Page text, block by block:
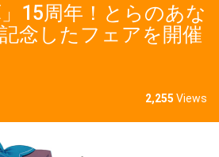
15周年！とらのあな
念したフェアを開催
2,255 Views